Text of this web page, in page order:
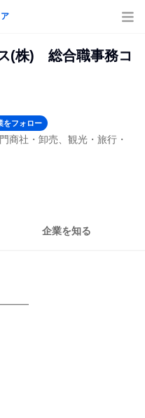
(株) 総合職事務コ
をフォロー
商社・卸売、観光・旅行・
企業を知る